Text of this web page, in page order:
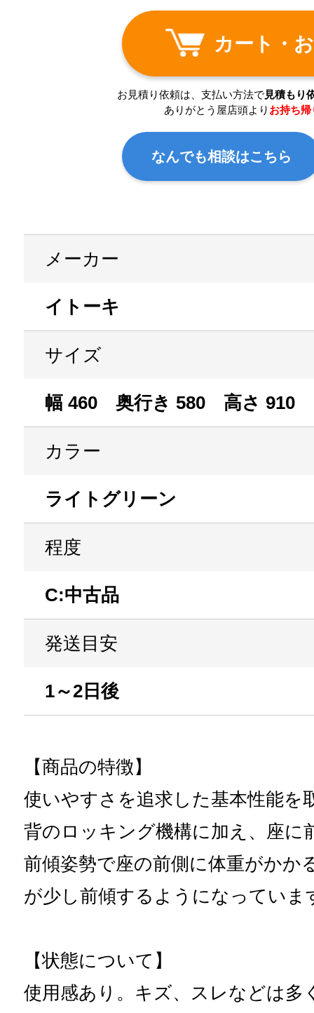
カート・
お見積り依頼は、支払い方法で見積もり
ありがとう屋店頭より お持ち帰
なんでも相談はこちら
メーカー
イトーキ
サイズ
幅 460 奥行き 580 高さ 910
カラー
ライトグリーン
程度
C:中古品
発送目安
1～2日後
【商品の特徴】
使いやすさを追求した基本性能を
背のロッキング機構に加え、座に
前傾姿勢で座の前側に体重がかか
が少し前傾するようになっていま
【状態について】
使用感あり。キズ、スレなどは多